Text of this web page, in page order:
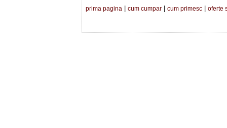
prima pagina cum cumpar cum primesc oferte